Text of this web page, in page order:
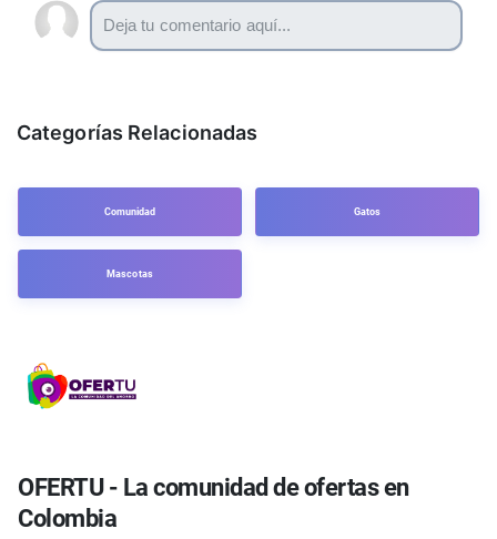
Categorías Relacionadas
Comunidad Gatos
Mascotas
OFERTU - La comunidad de ofertas en
Colombia